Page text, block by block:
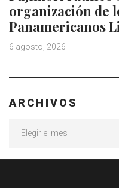
organización de
Panamericanos
6 agosto, 2026
ARCHIVOS